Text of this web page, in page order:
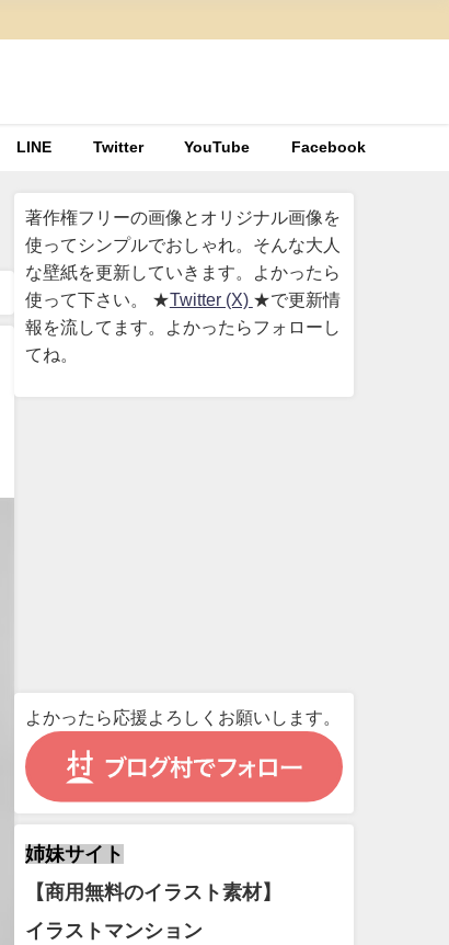
LINE Twitter YouTube Facebook
著作権フリーの画像とオリジナル画像を
使ってシンプルでおしゃれ。そんな大人
な壁紙を更新していきます。よかったら
使って下さい。 ★Twitter (X) ★で更新情
報を流してます。よかったらフォローし
てね。
よかったら応援よろしくお願いします。
姉妹サイト
【商用無料のイラスト素材】
イラストマンション